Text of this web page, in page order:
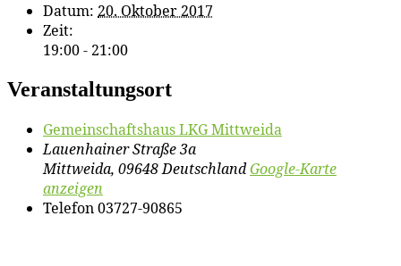
Datum: 20. Oktober 2017
Zeit:
19:00 - 21:00
Veranstaltungsort
Ge­mein­schafts­haus LKG Mittweida
Lauenhainer Straße 3a
Mittweida, 09648DeutschlandGoogle-Karte
anzeigen
Telefon03727-90865